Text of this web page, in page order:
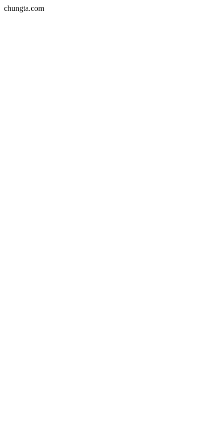
chungta.com